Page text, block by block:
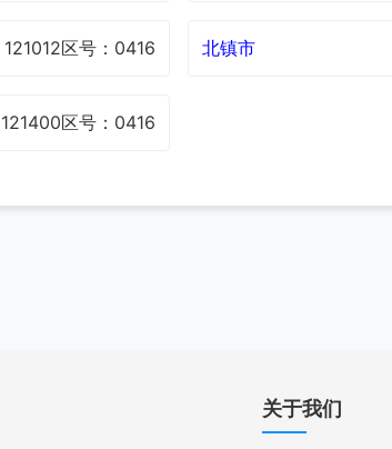
区号：0416
区号：0416
北镇市
关于我们